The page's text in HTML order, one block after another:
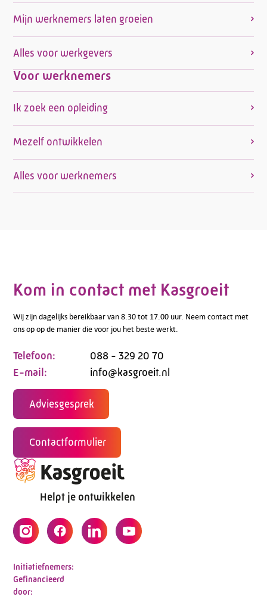
Mijn werknemers laten groeien
Alles voor werkgevers
Voor werknemers
Ik zoek een opleiding
Mezelf ontwikkelen
Alles voor werknemers
Kom in contact met Kasgroeit
Wij zijn dagelijks bereikbaar van 8.30 tot 17.00 uur. Neem contact met
ons op op de manier die voor jou het beste werkt.
Telefoon:
088 - 329 20 70
E-mail:
info@kasgroeit.nl
Adviesgesprek
Contactformulier
Helpt je ontwikkelen
Initiatiefnemers:
Gefinancieerd
door: